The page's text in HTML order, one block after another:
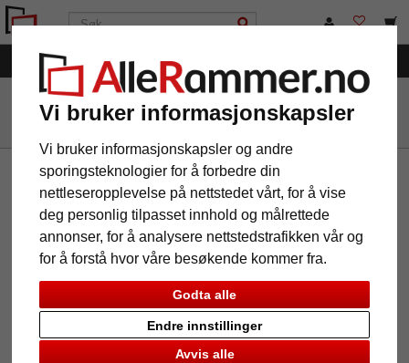
Vi bruker informasjonskapsler
Vi bruker informasjonskapsler og andre
sporingsteknologier for å forbedre din
nettleseropplevelse på nettstedet vårt, for å vise
deg personlig tilpasset innhold og målrettede
annonser, for å analysere nettstedstrafikken vår og
for å forstå hvor våre besøkende kommer fra.
Godta alle
Avvis alle
Endre innstillinger
AlleRammer.no
Informasjon
Om oss
Impressum
Vilkår og betingelser
Personvernerklæring
Frakt og betalingsmåter
Angrerett og angreskjema
FAQ